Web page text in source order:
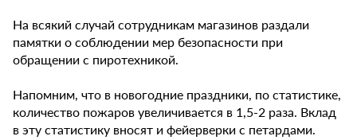
На всякий случай сотрудникам магазинов раздали
памятки о соблюдении мер безопасности при
обращении с пиротехникой.
Напомним, что в новогодние праздники, по статистике,
количество пожаров увеличивается в 1,5-2 раза. Вклад
в эту статистику вносят и фейерверки с петардами.